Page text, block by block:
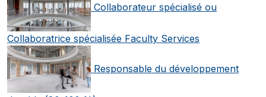
Collaborateur spécialisé ou
Collaboratrice spécialisée Faculty Services
Responsable du développement